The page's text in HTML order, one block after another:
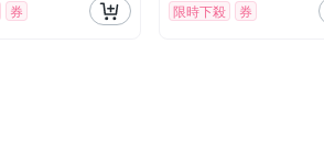
券 限時下殺 券